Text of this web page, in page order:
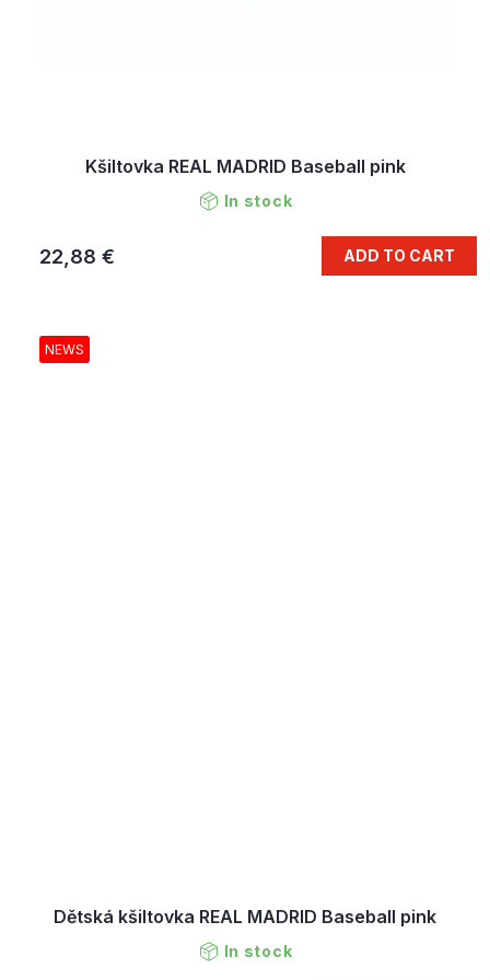
Kšiltovka REAL MADRID Baseball pink
In stock
22,88 € ADD TO CART
NEWS
Dětská kšiltovka REAL MADRID Baseball pink
In stock